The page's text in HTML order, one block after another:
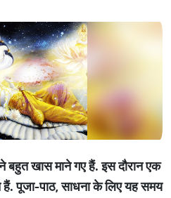
बहुत खास माने गए हैं. इस दौरान एक
पूजा-पाठ,साधना के लिए यह समय